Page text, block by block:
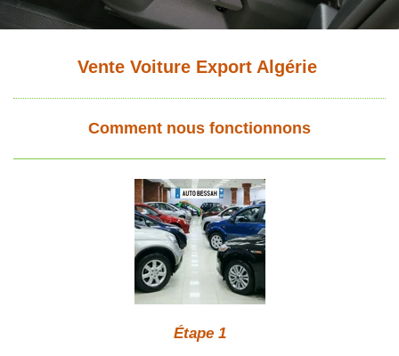
Vente Voiture Export Algérie
Comment nous fonctionnons
Étape 1